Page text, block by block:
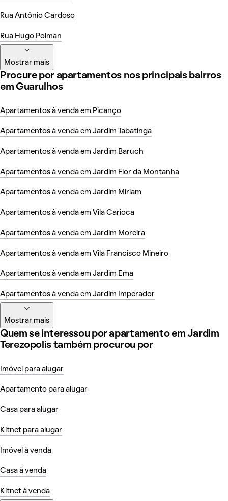
Rua Antônio Cardoso
Rua Hugo Polman
Mostrar mais
Procure por apartamentos nos principais bairros
em Guarulhos
Apartamentos à venda em Picanço
Apartamentos à venda em Jardim Tabatinga
Apartamentos à venda em Jardim Baruch
Apartamentos à venda em Jardim Flor da Montanha
Apartamentos à venda em Jardim Miriam
Apartamentos à venda em Vila Carioca
Apartamentos à venda em Jardim Moreira
Apartamentos à venda em Vila Francisco Mineiro
Apartamentos à venda em Jardim Ema
Apartamentos à venda em Jardim Imperador
Mostrar mais
Quem se interessou por apartamento em Jardim
Terezopolis também procurou por
Imóvel para alugar
Apartamento para alugar
Casa para alugar
Kitnet para alugar
Imóvel à venda
Casa à venda
Kitnet à venda